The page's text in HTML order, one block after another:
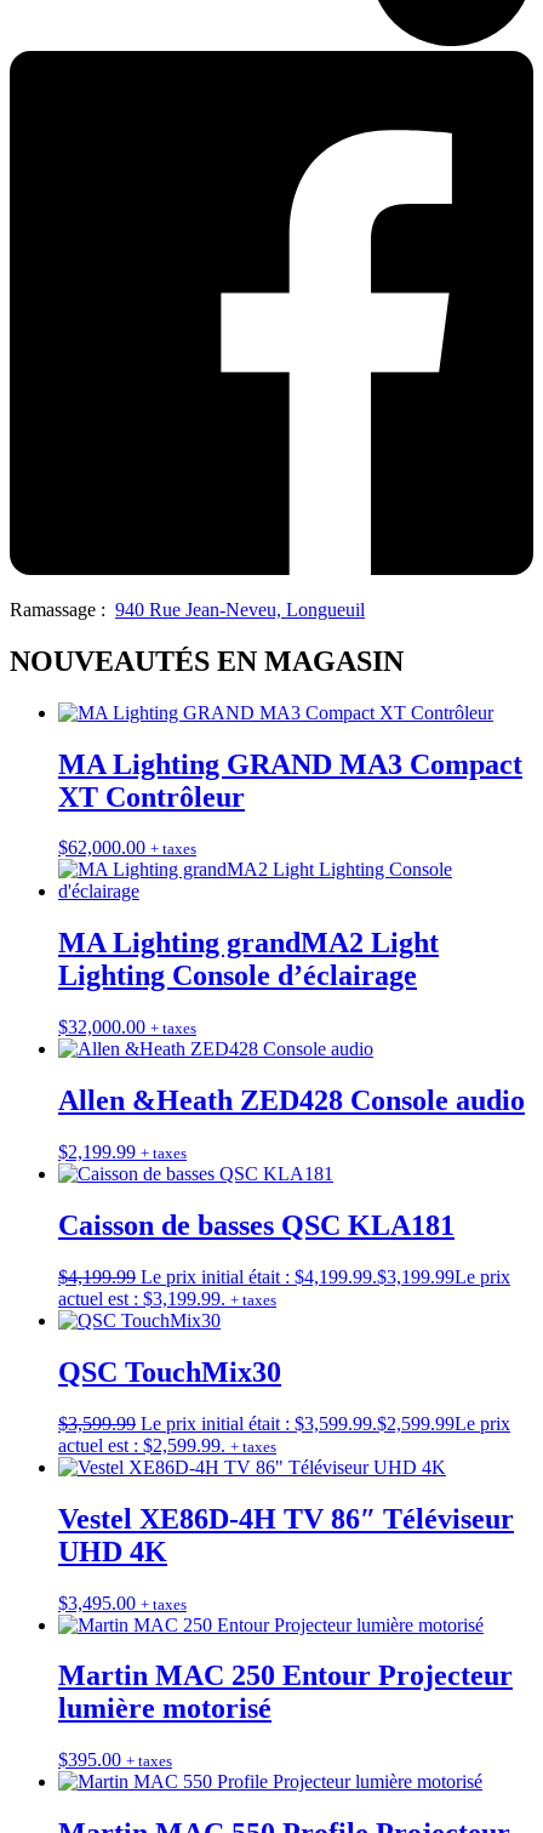
Ramassage : 940 Rue Jean-Neveu, Longueuil
NOUVEAUTÉS EN MAGASIN
MA Lighting GRAND MA3 Compact
XT Contrôleur
$62,000.00 + taxes
MA Lighting grandMA2 Light
Lighting Console d’éclairage
$32,000.00 + taxes
Allen &Heath ZED428 Console audio
$2,199.99 + taxes
Caisson de basses QSC KLA181
$4,199.99 Le prix initial était : $4,199.99.$3,199.99Le prix
actuel est : $3,199.99. + taxes
QSC TouchMix30
$3,599.99 Le prix initial était : $3,599.99.$2,599.99Le prix
actuel est : $2,599.99. + taxes
Vestel XE86D-4H TV 86″ Téléviseur
UHD 4K
$3,495.00 + taxes
Martin MAC 250 Entour Projecteur
lumière motorisé
$395.00 + taxes